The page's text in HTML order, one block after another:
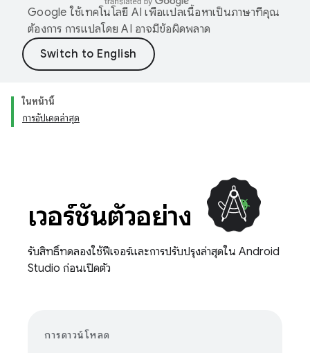
Google ใช้เทคโนโลยี AI เพื่อแปลเนื้อหาเป็นภาษาที่คุณ
ต้องการ การแปลโดย AI อาจมีข้อผิดพลาด
ในหน้านี้
การอัปเดตล่าสุด
เวอร์ชันตัวอย่าง
รับสิทธิ์ทดลองใช้ฟีเจอร์และการปรับปรุงล่าสุดใน Android
Studio ก่อนเปิดตัว
การดาวน์โหลด